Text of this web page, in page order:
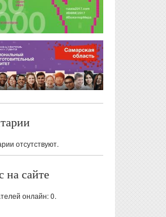
отсутствуют.
на сайте
онлайн: 0.